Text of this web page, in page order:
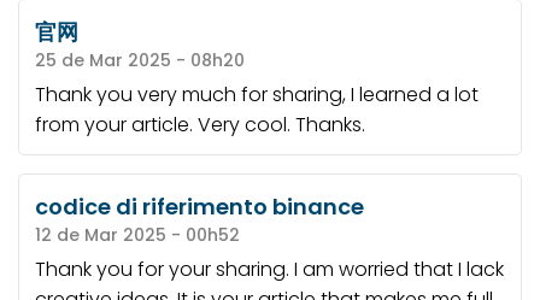
官网
25 de Mar 2025 - 08h20
Thank you very much for sharing, I learned a lot
from your article. Very cool. Thanks.
codice di riferimento binance
12 de Mar 2025 - 00h52
Thank you for your sharing. I am worried that I lack